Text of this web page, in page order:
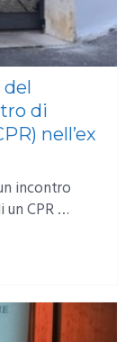
del
di
nell’ex
incontro
un CPR …